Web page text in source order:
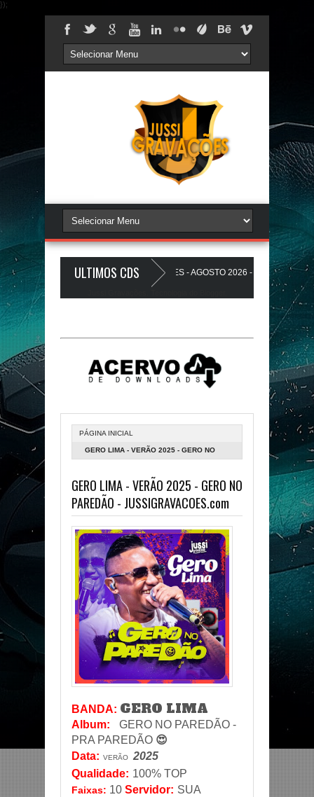
});
ULTIMOS CDS
17.0 - A PLAYLIST DOS PAREDÕES - AGOSTO 2026 - O ZeRo Um é
A Favela Ta Gostosa 5.0 - LANÇAMENTO - JUSSIGRAVACOES.com
PÁGINA INICIAL
GERO LIMA - VERÃO 2025 - GERO NO
GERO LIMA - VERÃO 2025 - GERO NO
PAREDÃO - JUSSIGRAVACOES.com
BANDA: GERO LIMA
Album:
GERO NO PAREDÃO -
PRA PAREDÃO 😍
Data: VERÃO 2025
Qualidade: 100% TOP
Faixas: 10 Servidor: SUA